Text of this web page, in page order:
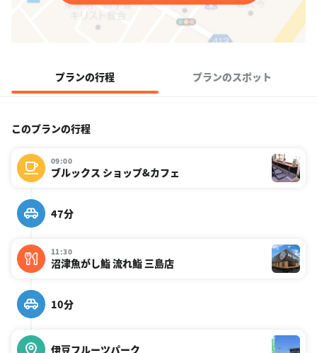
プランの行程 プランのスポット
このプランの行程
09:00
ブルックス ショップ&カフェ
47分
11:30
沼津魚がし鮨 流れ鮨 三島店
10分
伊豆フルーツパーク